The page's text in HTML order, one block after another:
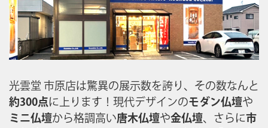
光雲堂 市原店は驚異の展示数を誇り、その数なんと
約300点に上ります！現代デザインのモダン仏壇や
ミニ仏壇から格調高い唐木仏壇や金仏壇、さらに市